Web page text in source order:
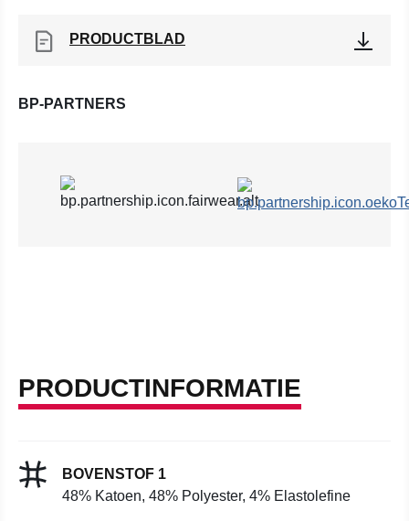
PRODUCTBLAD
BP-PARTNERS
PRODUCTINFORMATIE
BOVENSTOF 1
48% Katoen, 48% Polyester, 4% Elastolefine